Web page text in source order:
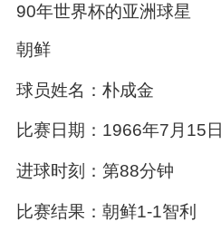
90年世界杯的亚洲球星
朝鲜
球员姓名：朴成金
比赛日期：1966年7月15日
进球时刻：第88分钟
比赛结果：朝鲜1-1智利